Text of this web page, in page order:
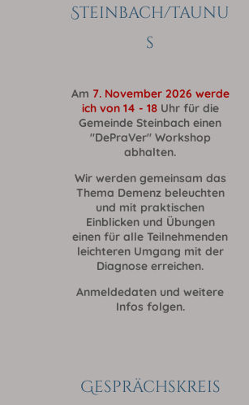
Steinbach/Taunu
s
Am 7. November 2026 werde
ich von 14 - 18Uhr für die
Gemeinde Steinbach einen
"DePraVer" Workshop
abhalten.
Wir werden gemeinsam das
Thema Demenz beleuchten
und mit praktischen
Einblicken und Übungen
einen für alle Teilnehmenden
leichteren Umgang mit der
Diagnose erreichen.
Anmeldedaten und weitere
Infos folgen.
Gesprächskreis